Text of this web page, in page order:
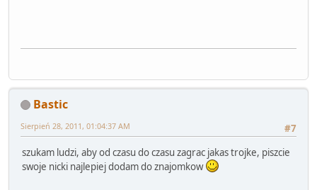
Bastic
#7
Sierpień 28, 2011, 01:04:37 AM
szukam ludzi, aby od czasu do czasu zagrac jakas trojke, piszcie
swoje nicki najlepiej dodam do znajomkow